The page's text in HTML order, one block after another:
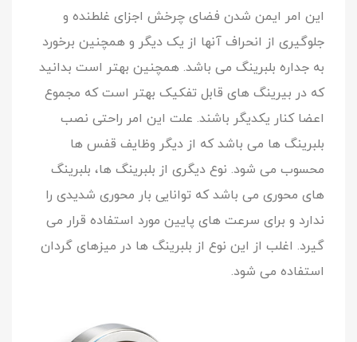
این امر ایمن شدن فضای چرخش اجزای غلطنده و
جلوگیری از انحراف آنها از یک دیگر و همچنین برخورد
به جداره بلبرینگ می باشد. همچنین بهتر است بدانید
که در بیرینگ های قابل تفکیک بهتر است که مجموع
اعضا کنار یکدیگر باشند. علت این امر راحتی نصب
بلبرینگ ها می باشد که از دیگر وظایف قفس ها
محسوب می شود. نوع دیگری از بلبرینگ ها، بلبرینگ
های محوری می باشد که توانایی بار محوری شدیدی را
ندارد و برای سرعت های پایین مورد استفاده قرار می
گیرد. اغلب از این نوع از بلبرینگ ها در میزهای گردان
استفاده می شود.